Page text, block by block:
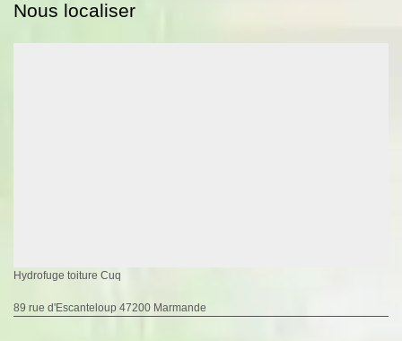
Nous localiser
Hydrofuge toiture Cuq
89 rue d'Escanteloup 47200 Marmande